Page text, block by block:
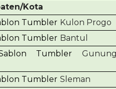
Kota
Tumbler Kulon Progo
Tumbler Bantul
Tumbler
Gunung
Tumbler Sleman